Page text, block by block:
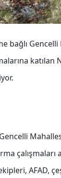
bağlı
çalışmaları
AFAD,